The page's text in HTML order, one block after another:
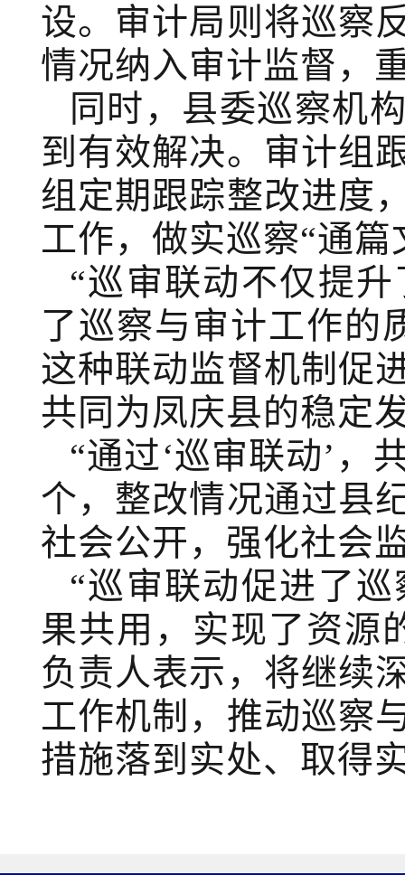
设。审计局则将巡察
情况纳入审计监督，
同时，县委巡察机
到有效解决。审计组
组定期跟踪整改进度
工作，做实巡察“通篇
“巡审联动不仅提
了巡察与审计工作的
这种联动监督机制促
共同为凤庆县的稳定
“通过‘巡审联动’，
个，整改情况通过县
社会公开，强化社会
“巡审联动促进了
果共用，实现了资源
负责人表示，将继续
工作机制，推动巡察
措施落到实处、取得